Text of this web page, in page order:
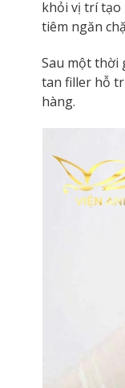
khỏi vị trí tạo
tiêm ngăn
Sau một thời
tan filler hỗ
hàng.